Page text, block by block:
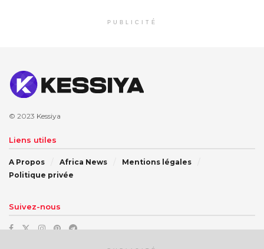
PUBLICITÉ
© 2023 Kessiya
Liens utiles
A Propos Africa News
Mentions légales
Politique privée
Suivez-nous